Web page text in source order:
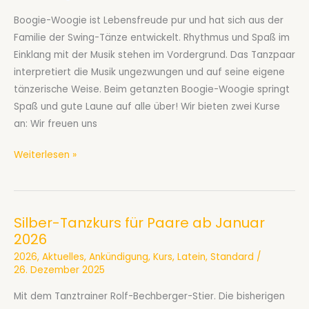
Boogie-Woogie ist Lebensfreude pur und hat sich aus der
Familie der Swing-Tänze entwickelt. Rhythmus und Spaß im
Einklang mit der Musik stehen im Vordergrund. Das Tanzpaar
interpretiert die Musik ungezwungen und auf seine eigene
tänzerische Weise. Beim getanzten Boogie-Woogie springt
Spaß und gute Laune auf alle über! Wir bieten zwei Kurse
an: Wir freuen uns
Boogie-
ab
2026
Weiterlesen »
Silber-Tanzkurs für Paare ab Januar
2026
2026, Aktuelles, Ankündigung, Kurs, Latein, Standard /
26. Dezember 2025
Mit dem Tanztrainer Rolf-Bechberger-Stier. Die bisherigen